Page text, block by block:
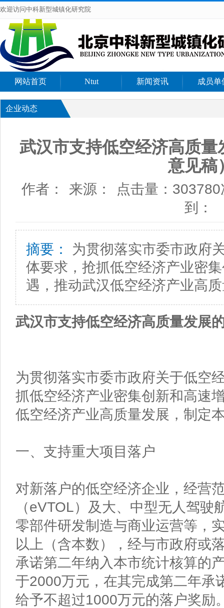
欢迎访问中科新型城镇化研究院
网站首页 Ntut 新闻资讯 成员单
企业动态
武汉市支持低空经济高质
意见稿
作者： 来源：
点击量：303780
到：
摘要：
为贯彻落实市委市政府
体要求，抢抓低空经济产业密
遇，推动武汉低空经济产业高
武汉市支持低空经济高质量发展
为贯彻落实市委市政府关于低空
抓低空经济产业密集创新和高速
低空经济产业高质量发展，制定
一、支持重大项目落户
对新落户的低空经济企业，经营
（eVTOL）及大、中型无人驾
零部件研发制造与商业运营等，
以上（含本数），经与市政府或
承诺第二年纳入本市统计核算的
于2000万元，在其完成第二年承
给予不超过1000万元的落户奖励